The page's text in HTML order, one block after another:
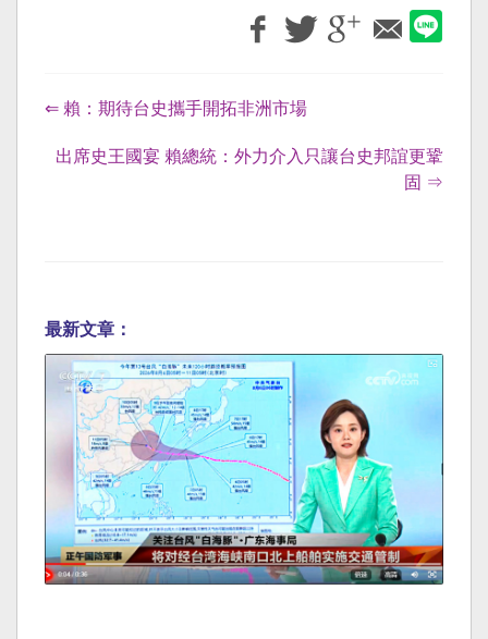
⇐ 賴：期待台史攜手開拓非洲市場
出席史王國宴 賴總統：外力介入只讓台史邦誼更鞏
固 ⇒
最新文章：